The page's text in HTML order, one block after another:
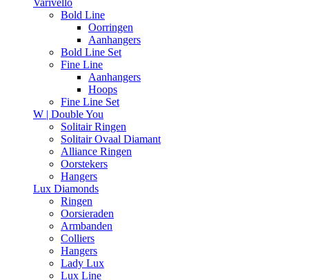
Varivello
Bold Line
Oorringen
Aanhangers
Bold Line Set
Fine Line
Aanhangers
Hoops
Fine Line Set
W | Double You
Solitair Ringen
Solitair Ovaal Diamant
Alliance Ringen
Oorstekers
Hangers
Lux Diamonds
Ringen
Oorsieraden
Armbanden
Colliers
Hangers
Lady Lux
Lux Line